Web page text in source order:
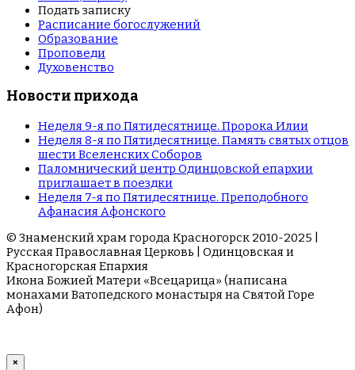
Подать записку
Расписание богослужений
Образование
Проповеди
Духовенство
Новости прихода
Неделя 9-я по Пятидесятнице. Пророка Илии
Неделя 8-я по Пятидесятнице. Память святых отцов
шести Вселенских Соборов
Паломнический центр Одинцовской епархии
приглашает в поездки
Неделя 7-я по Пятидесятнице. Преподобного
Афанасия Афонского
© Знаменский храм города Красногорск 2010-2025 |
Русская Православная Церковь | Одинцовская и
Красногорская Епархия
Икона Божией Матери «Всецарица» (написана
монахами Ватопедского монастыря на Cвятой Горе
Афон)
×